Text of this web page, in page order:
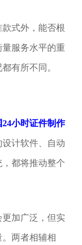
式外，能否根
服务水平的重
有所不同。
24小时证件制作
计软件、自动
都将推动整个
加广泛，但实
两者相辅相